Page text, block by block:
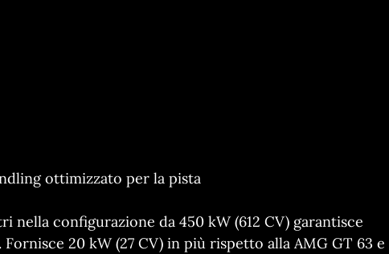
ottimizzato per la pista
nella configurazione da 450 kW (612 CV) garantisce
20 kW (27 CV) in più rispetto alla AMG GT 63 e